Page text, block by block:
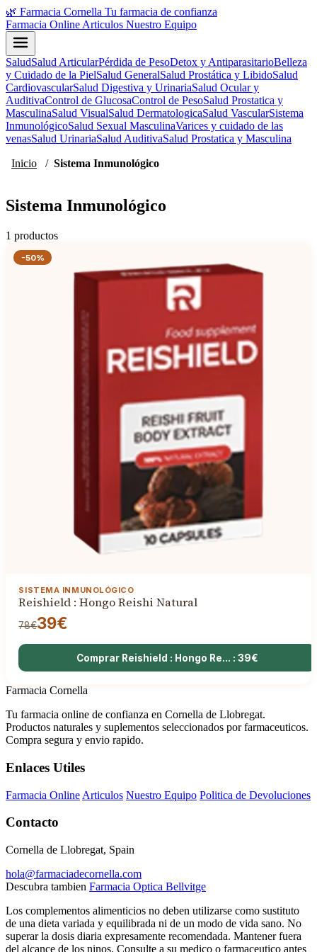
🌿 Farmacia Cornella Tu farmacia de confianza
Farmacia Online Articulos Nuestro Equipo
SaludSalud ArticularPérdida de PesoDetox y AntiparasitarioBelleza
y Cuidado de la PielSalud GeneralSalud Prostática y LibidoSalud
CardiovascularSalud Digestiva y UrinariaSalud Ocular y
AuditivaControl de GlucosaControl de PesoSalud Prostatica y
MasculinaSalud VisualSalud DermatologicaSalud VascularSistema
InmunológicoSalud Sexual MasculinaVarices y cuidado de las
venasSalud UrinariaSalud AuditivaSalud Prostatica y Masculina
Inicio / Sistema Inmunológico
Sistema Inmunológico
1 productos
-50%
SISTEMA INMUNOLÓGICO
Reishield : Hongo Reishi Natural
78€39€
Comprar Reishield : Hongo Re... : 39€
Farmacia Cornella
Tu farmacia online de confianza en Cornella de Llobregat.
Productos naturales y suplementos seleccionados por farmaceuticos.
Compra segura y envio rapido.
Enlaces Utiles
Farmacia Online Articulos Nuestro Equipo Politica de Devoluciones
Contacto
Cornella de Llobregat, Spain
hola@farmaciadecornella.com
Descubra tambien Farmacia Optica Bellvitge
Los complementos alimenticios no deben utilizarse como sustituto
de una dieta variada y equilibrada ni de un modo de vida sano. No
superar la dosis diaria expresamente recomendada. Mantener fuera
del alcance de los ninos. Consulte a su medico o farmaceutico antes